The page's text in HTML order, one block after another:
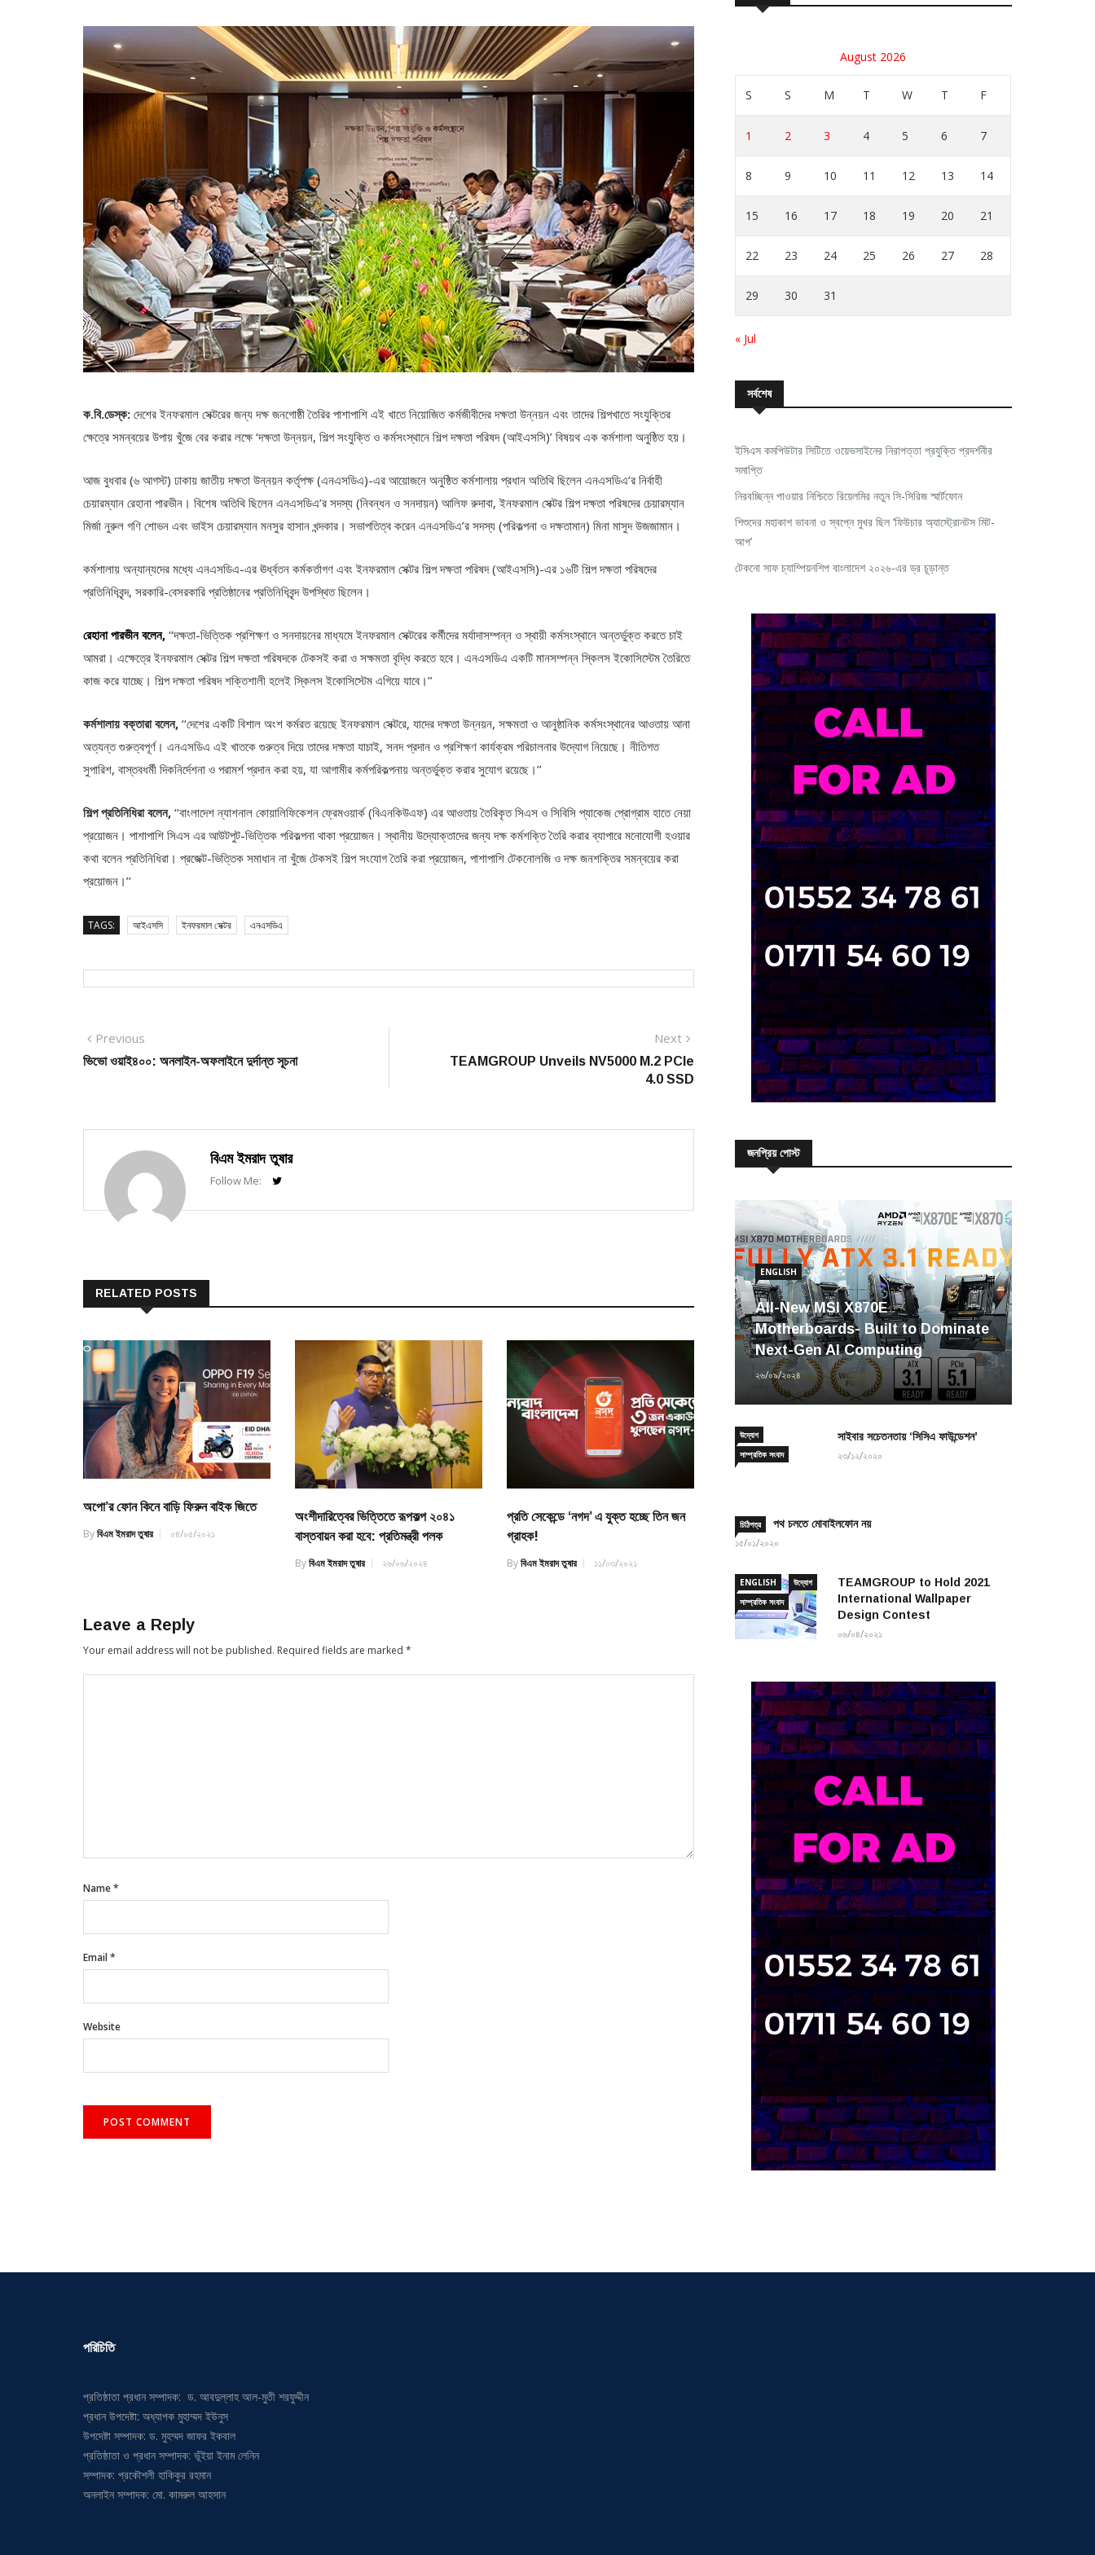
ক.বি.ডেস্ক: দেশের ইনফরমাল সেক্টরের জন্য দক্ষ জনগোষ্ঠী তৈরির পাশাপাশি এই খাতে নিয়োজিত কর্মজীবীদের দক্ষতা উন্নয়ন এবং তাদের শিল্পখাতে সংযুক্তির
ক্ষেত্রে সমন্বয়ের উপায় খুঁজে বের করার লক্ষে ‘দক্ষতা উন্নয়ন, শিল্প সংযুক্তি ও কর্মসংস্থানে শিল্প দক্ষতা পরিষদ (আইএসসি)’ বিষয়থ এক কর্মশালা অনুষ্ঠিত হয়।
আজ বুধবার (৬ আগস্ট) ঢাকায় জাতীয় দক্ষতা উন্নয়ন কর্তৃপক্ষ (এনএসডিএ)-এর আয়োজনে অনুষ্ঠিত কর্মশালায় প্রধান অতিথি ছিলেন এনএসডিএ’র নির্বাহী
চেয়ারম্যান রেহানা পারভীন। বিশেষ অতিথি ছিলেন এনএসডিএ’র সদস্য (নিবন্ধন ও সনদায়ন) আলিফ রুদাবা, ইনফরমাল সেক্টর শিল্প দক্ষতা পরিষদের চেয়ারম্যান
মির্জা নুরুল গণি শোভন এবং ভাইস চেয়ারম্যান মনসুর হাসান খন্দকার। সভাপতিত্ব করেন এনএসডিএ’র সদস্য (পরিকল্পনা ও দক্ষতামান) মিনা মাসুদ উজজামান।
কর্মশালায় অন্যান্যদের মধ্যে এনএসডিএ-এর ঊর্ধ্বতন কর্মকর্তাগণ এবং ইনফরমাল সেক্টর শিল্প দক্ষতা পরিষদ (আইএসসি)-এর ১৬টি শিল্প দক্ষতা পরিষদের
প্রতিনিধিবৃন্দ, সরকারি-বেসরকারি প্রতিষ্ঠানের প্রতিনিধিবৃন্দ উপস্থিত ছিলেন।
রেহানা পারভীন বলেন, ‘‘দক্ষতা-ভিত্তিক প্রশিক্ষণ ও সনদায়নের মাধ্যমে ইনফরমাল সেক্টরের কর্মীদের মর্যাদাসম্পন্ন ও স্থায়ী কর্মসংস্থানে অন্তর্ভুক্ত করতে চাই
আমরা। এক্ষেত্রে ইনফরমাল সেক্টর শিল্প দক্ষতা পরিষদকে টেকসই করা ও সক্ষমতা বৃদ্ধি করতে হবে। এনএসডিএ একটি মানসম্পন্ন স্কিলস ইকোসিস্টেম তৈরিতে
কাজ করে যাচ্ছে। শিল্প দক্ষতা পরিষদ শক্তিশালী হলেই স্কিলস ইকোসিস্টেম এগিয়ে যাবে।’’
কর্মশালায় বক্তারা বলেন,‘‘দেশের একটি বিশাল অংশ কর্মরত রয়েছে ইনফরমাল সেক্টরে, যাদের দক্ষতা উন্নয়ন, সক্ষমতা ও আনুষ্ঠানিক কর্মসংস্থানের আওতায় আনা
অত্যন্ত গুরুত্বপূর্ণ। এনএসডিএ এই খাতকে গুরুত্ব দিয়ে তাদের দক্ষতা যাচাই, সনদ প্রদান ও প্রশিক্ষণ কার্যক্রম পরিচালনার উদ্যোগ নিয়েছে। নীতিগত
সুপারিশ, বাস্তবধর্মী দিকনির্দেশনা ও পরামর্শ প্রদান করা হয়, যা আগামীর কর্মপরিকল্পনায় অন্তর্ভুক্ত করার সুযোগ রয়েছে।’’
শিল্প প্রতিনিধিরা বলেন, ‘‘বাংলাদেশ ন্যাশনাল কোয়ালিফিকেশন ফ্রেমওয়ার্ক (বিএনকিউএফ) এর আওতায় তৈরিকৃত সিএস ও সিবিসি প্যাকেজ প্রোগ্রাম হাতে নেয়া
প্রয়োজন। পাশাপাশি সিএস এর আউটপুট-ভিত্তিক পরিকল্পনা থাকা প্রয়োজন। স্থানীয় উদ্যোক্তাদের জন্য দক্ষ কর্মশক্তি তৈরি করার ব্যাপারে মনোযোগী হওয়ার
কথা বলেন প্রতিনিধিরা। প্রজেক্ট-ভিত্তিক সমাধান না খুঁজে টেকসই শিল্প সংযোগ তৈরি করা প্রয়োজন, পাশাপাশি টেকনোলজি ও দক্ষ জনশক্তির সমন্বয়ের করা
প্রয়োজন।’’
TAGS: আইএসসি ইনফরমাল সেক্টর এনএসডিএ
Post
navigation
Previous
post:
ভিভো ওয়াই৪০০: অনলাইন-অফলাইনে দুর্দান্ত সূচনা
Next
post:
TEAMGROUP Unveils NV5000 M.2 PCIe
4.0 SSD
বিএম ইমরাদ তুষার
Follow Me:
RELATED POSTS
অপো’র ফোন কিনে বাড়ি ফিরুন বাইক জিতে
Byবিএম ইমরাদ তুষার ০৪/০৫/২০২১
অংশীদারিত্বের ভিত্তিতে রূপকল্প ২০৪১
বাস্তবায়ন করা হবে: প্রতিমন্ত্রী পলক
Byবিএম ইমরাদ তুষার ২৬/০৬/২০২৪
প্রতি সেকেন্ডে ‘নগদ’ এ যুক্ত হচ্ছে তিন জন
গ্রাহক!
Byবিএম ইমরাদ তুষার ১১/০৩/২০২১
Leave a Reply
Your email address will not be published. Required fields are marked*
Name*
Email*
Website
August 2026
S S M T W T F
1 2 3 4 5 6 7
8 9 10 11 12 13 14
15 16 17 18 19 20 21
22 23 24 25 26 27 28
29 30 31
« Jul
সর্বশেষ
ইসিএস কমপিউটার সিটিতে ওয়েভসাইনের নিরাপত্তা প্রযুক্তি প্রদর্শনীর
সমাপ্তি
নিরবচ্ছিন্ন পাওয়ার নিশ্চিতে রিয়েলমির নতুন সি-সিরিজ স্মার্টফোন
শিশুদের মহাকাশ ভাবনা ও স্বপ্নে মুখর ছিল ‘ফিউচার অ্যাস্ট্রোনটস মিট-
আপ’
টেকনো সাফ চ্যাম্পিয়নশিপ বাংলাদেশ ২০২৬-এর ড্র চূড়ান্ত
জনপ্রিয় পোস্ট
ENGLISH
All-New MSI X870E
Motherboards- Built to Dominate
Next-Gen AI Computing
২৬/০৯/২০২৪
উদ্যোগ
সাম্প্রতিক সংবাদ
সাইবার সচেতনতায় ‘সিসিএ ফাউন্ডেশন’
২৩/১২/২০২০
চিঠিপত্র পথ চলতে মোবাইলফোন নয়
১৫/০১/২০২০
ENGLISH
উদ্যোগ
সাম্প্রতিক সংবাদ
TEAMGROUP to Hold 2021
International Wallpaper
Design Contest
০৬/০৪/২০২১
পরিচিতি
প্রতিষ্ঠাতা প্রধান সম্পাদক: ড. আবদুল্লাহ আল-মুতী শরফুদ্দীন
প্রধান উপদেষ্টা: অধ্যাপক মুহাম্মদ ইউনুস
উপদেষ্টা সম্পাদক: ড. মুহম্মদ জাফর ইকবাল
প্রতিষ্ঠাতা ও প্রধান সম্পাদক: ভূঁইয়া ইনাম লেনিন
সম্পাদক: প্রকৌশলী হাকিকুর রহমান
অনলাইন সম্পাদক: মো. কামরুল আহসান